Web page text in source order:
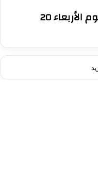
سعر الذهب في الكويت اليوم الأربعاء 20